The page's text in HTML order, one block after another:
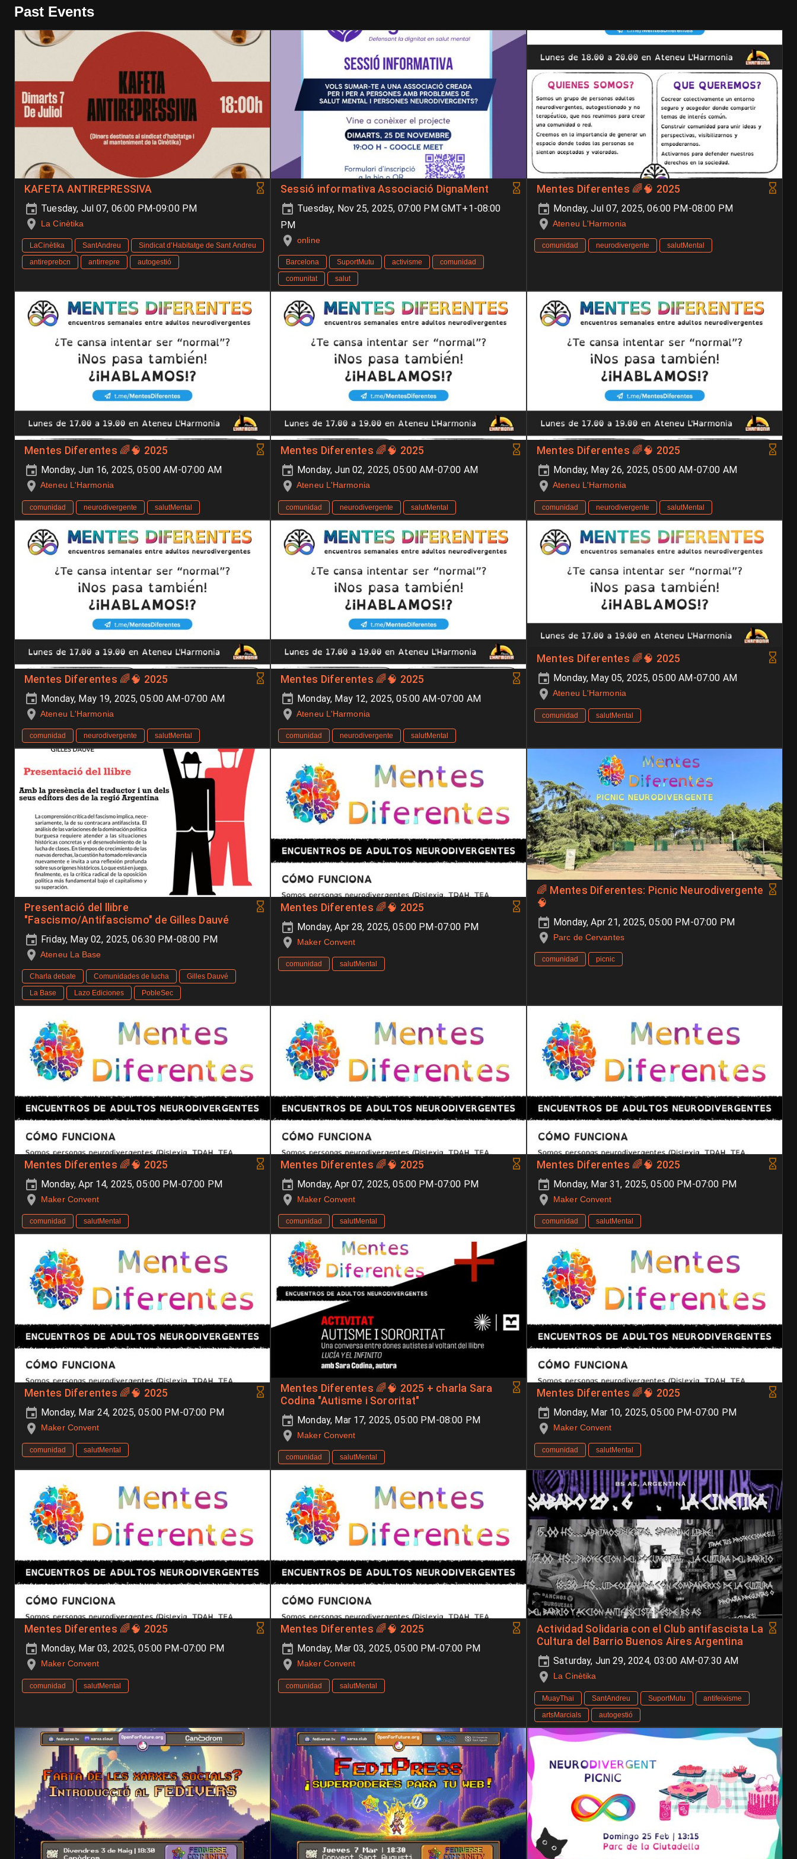
Past Events
KAFETA ANTIREPRESSIVA
Tuesday, Jul 07, 06:00 PM-09:00 PM
La Cinètika
LaCinètika SantAndreu
Sindicat d’Habitatge de Sant Andreu
antireprebcn
antirrepre autogestió
Sessió informativa Associació DignaMent
Tuesday, Nov 25, 2025, 07:00 PM GMT+1-08:00
PM
online
Barcelona SuportMutu activisme
comunidad
comunitat
salut
Mentes Diferentes 🌈🧠 2025
Monday, Jul 07, 2025, 06:00 PM-08:00 PM
Ateneu L'Harmonia
comunidad neurodivergente salutMental
Mentes Diferentes 🌈🧠 2025
Monday, Jun 16, 2025, 05:00 AM-07:00 AM
Ateneu L'Harmonia
comunidad neurodivergente salutMental
Mentes Diferentes 🌈🧠 2025
Monday, Jun 02, 2025, 05:00 AM-07:00 AM
Ateneu L'Harmonia
comunidad neurodivergente salutMental
Mentes Diferentes 🌈🧠 2025
Monday, May 26, 2025, 05:00 AM-07:00 AM
Ateneu L'Harmonia
comunidad neurodivergente salutMental
Mentes Diferentes 🌈🧠 2025
Monday, May 19, 2025, 05:00 AM-07:00 AM
Ateneu L'Harmonia
comunidad neurodivergente salutMental
Mentes Diferentes 🌈🧠 2025
Monday, May 12, 2025, 05:00 AM-07:00 AM
Ateneu L'Harmonia
comunidad neurodivergente salutMental
Mentes Diferentes 🌈🧠 2025
Monday, May 05, 2025, 05:00 AM-07:00 AM
Ateneu L'Harmonia
comunidad salutMental
Presentació del llibre
"Fascismo/Antifascismo" de Gilles Dauvé
Friday, May 02, 2025, 06:30 PM-08:00 PM
Ateneu La Base
Charla debate Comunidades de lucha
Gilles Dauvé
La Base
Lazo Ediciones PobleSec
Mentes Diferentes 🌈🧠 2025
Monday, Apr 28, 2025, 05:00 PM-07:00 PM
Maker Convent
comunidad salutMental
🌈 Mentes Diferentes: Picnic Neurodivergente
🧠
Monday, Apr 21, 2025, 05:00 PM-07:00 PM
Parc de Cervantes
comunidad picnic
Mentes Diferentes 🌈🧠 2025
Monday, Apr 14, 2025, 05:00 PM-07:00 PM
Maker Convent
comunidad salutMental
Mentes Diferentes 🌈🧠 2025
Monday, Apr 07, 2025, 05:00 PM-07:00 PM
Maker Convent
comunidad salutMental
Mentes Diferentes 🌈🧠 2025
Monday, Mar 31, 2025, 05:00 PM-07:00 PM
Maker Convent
comunidad salutMental
Mentes Diferentes 🌈🧠 2025
Monday, Mar 24, 2025, 05:00 PM-07:00 PM
Maker Convent
comunidad salutMental
Mentes Diferentes 🌈🧠 2025 + charla Sara
Codina "Autisme i Sororitat"
Monday, Mar 17, 2025, 05:00 PM-08:00 PM
Maker Convent
comunidad salutMental
Mentes Diferentes 🌈🧠 2025
Monday, Mar 10, 2025, 05:00 PM-07:00 PM
Maker Convent
comunidad salutMental
Mentes Diferentes 🌈🧠 2025
Monday, Mar 03, 2025, 05:00 PM-07:00 PM
Maker Convent
comunidad salutMental
Mentes Diferentes 🌈🧠 2025
Monday, Mar 03, 2025, 05:00 PM-07:00 PM
Maker Convent
comunidad salutMental
Actividad Solidaria con el Club antifascista La
Cultura del Barrio Buenos Aires Argentina
Saturday, Jun 29, 2024, 03:00 AM-07:30 AM
La Cinètika
MuayThai SantAndreu SuportMutu
antifeixisme
artsMarcials
autogestió